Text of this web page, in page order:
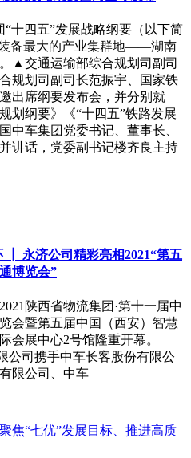
“十四五”发展战略纲要（以下简
备最大的产业集群地——湖南
▲交通运输部综合规划司副司
规划司副司长范振宇、国家铁
出席纲要发布会，并分别就
划纲要》《“十四五”铁路发展
中车集团党委书记、董事长、
讲话，党委副书记楼齐良主持
┃ 永济公司精彩亮相2021“第五
博览会”
陕西省物流集团·第十一届中
会暨第五届中国（西安）智慧
际会展中心2号馆隆重开幕。
司携手中车长客股份有限公
限公司、中车